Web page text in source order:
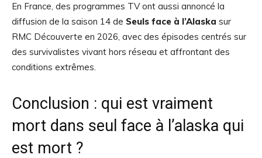
En France, des programmes TV ont aussi annoncé la
diffusion de la saison 14 de Seuls face à l’Alaska sur
RMC Découverte en 2026, avec des épisodes centrés sur
des survivalistes vivant hors réseau et affrontant des
conditions extrêmes.
Conclusion : qui est vraiment
mort dans seul face à l’alaska qui
est mort ?